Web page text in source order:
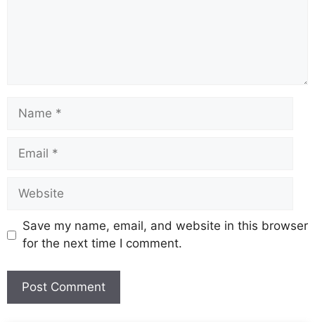
Save my name, email, and website in this browser
for the next time I comment.